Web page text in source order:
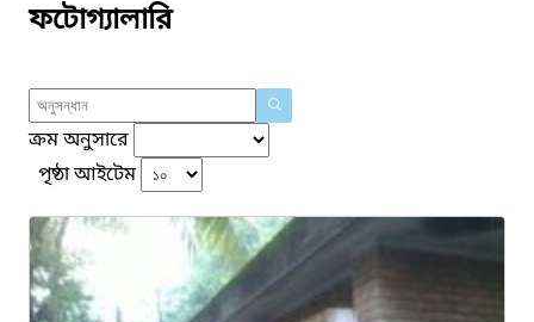
ফটোগ্যালারি
ক্রম অনুসারে
পৃষ্ঠা আইটেম